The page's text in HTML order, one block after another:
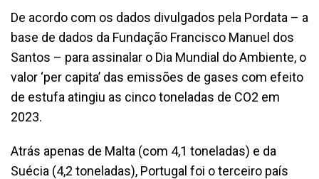
De acordo com os dados divulgados pela Pordata – a
base de dados da Fundação Francisco Manuel dos
Santos – para assinalar o Dia Mundial do Ambiente, o
valor ‘per capita’ das emissões de gases com efeito
de estufa atingiu as cinco toneladas de CO2 em
2023.
Atrás apenas de Malta (com 4,1 toneladas) e da
Suécia (4,2 toneladas), Portugal foi o terceiro país